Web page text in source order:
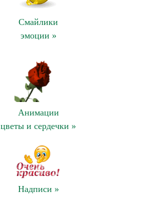
Смайлики
эмоции »
Анимации
цветы и сердечки »
Надписи »